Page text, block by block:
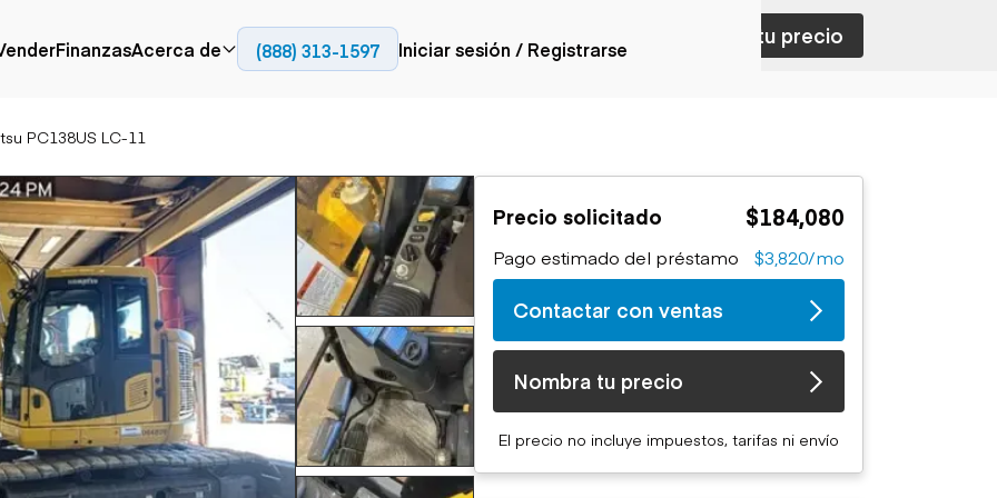
Aérea
Camiones con
plataforma
Grúas
Carretillas elevadoras
Ascensores
Manipuladores
telescópicos
Movimiento de
tierra
Retroexcavadoras
Topadoras
Cargadoras compactas
Fresadoras en frío
Compactadores
Adoquines
Recuperadores de
carreteras
Generación de
energía
Generadores
Camiones articulados
Camiones con
plataforma
Camiones volquetes
Camiones de
Camiones fuera de
carretera
Camiones de servicio
Camiones especiales
Camiones con
remolque cisterna
FinanzasAcerca de
Recursos
Blog
(888) 313-1597 Iniciar sesión / Registrarse
PC138US LC-11
Contactar con ventas Nombra tu precio
Precio solicitado $184,080
Pago estimado del préstamo $3,820/mo
Contactar con ventas
Nombra tu precio
El precio no incluye impuestos, tarifas ni envío